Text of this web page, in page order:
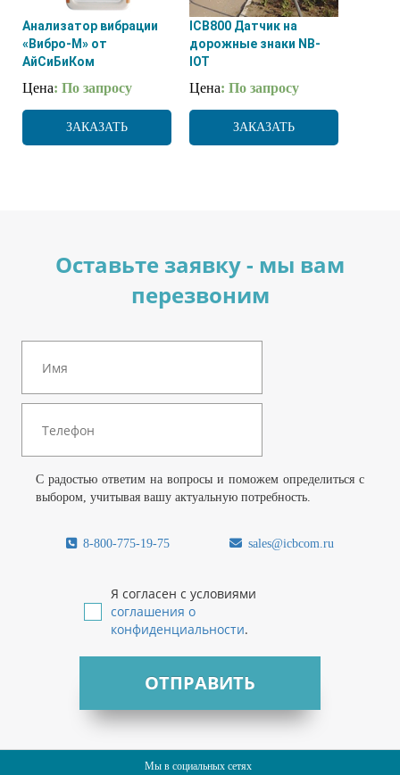
Анализатор вибрации
«Вибро-М» от
АйСиБиКом
Цена: По запросу
ЗАКАЗАТЬ
ICB800 Датчик на
дорожные знаки NB-
IOT
Цена: По запросу
ЗАКАЗАТЬ
Оставьте заявку - мы вам
перезвоним
С радостью ответим на вопросы и поможем определиться с
выбором, учитывая вашу актуальную потребность.
8-800-775-19-75 sales@icbcom.ru
Я согласен с условиями
соглашения о
конфиденциальности.
ОТПРАВИТЬ
Мы в социальных сетях